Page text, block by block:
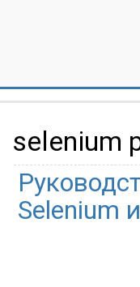
selenium
Selenium